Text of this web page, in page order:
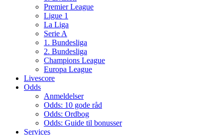
Premier League
Ligue 1
La Liga
Serie A
1. Bundesliga
2. Bundesliga
Champions League
Europa League
Livescore
Odds
Anmeldelser
Odds: 10 gode råd
Odds: Ordbog
Odds: Guide til bonusser
Services